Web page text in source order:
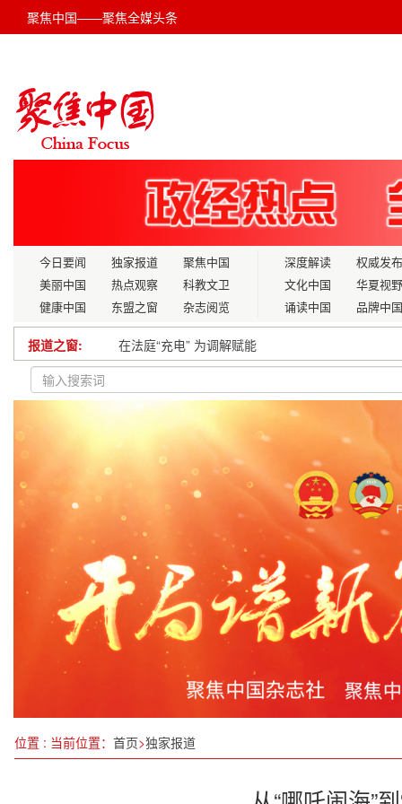
聚焦中国——聚焦全媒头条
今日要闻 独家报道
聚焦中国
美丽中国
热点观察
科教文卫
健康中国
东盟之窗 杂志阅览
深度解读
权威发布
文化中国
华夏视野
诵读中国
品牌中国
报道之窗:
在法庭“充电” 为调解赋能
大哲共享电单车发布会圆满召开: 大哲共享 哲思而
全国首颗点源甲烷监测商业卫星发射成功
凝心聚力谱写高质量发展新篇章
我国加快推进下一阶段生态保护修复
大庆冬捕有“流量”也有“留量”
最高法发布第44批指导性案例
松石之山 可以攻绿——湖北省老世界语者徐平先生
青海省政协文化文史和学习委员会原副主任刘传河
枞味千年融国策：以“农业新质生产力”托举乡村
位置 : 当前位置： 首页>独家报道